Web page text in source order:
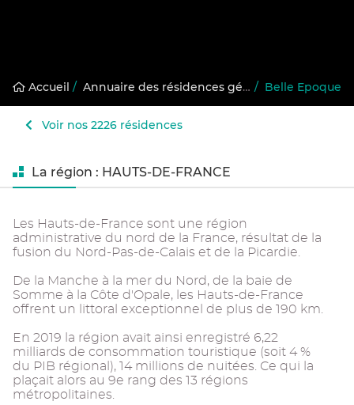
Accueil / Annuaire des résidences gérées / Belle Epoque
Voir nos 2226 résidences
La région : HAUTS-DE-FRANCE
Les Hauts-de-France sont une région
administrative du nord de la France, résultat de la
fusion du Nord-Pas-de-Calais et de la Picardie.
De la Manche à la mer du Nord, de la baie de
Somme à la Côte d'Opale, les Hauts-de-France
offrent un littoral exceptionnel de plus de 190 km.
En 2019 la région avait ainsi enregistré 6,22
milliards de consommation touristique (soit 4 %
du PIB régional), 14 millions de nuitées. Ce qui la
plaçait alors au 9e rang des 13 régions
métropolitaines.